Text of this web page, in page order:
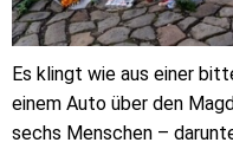
Es klingt wie aus einer
einem Auto über den
sechs Menschen –